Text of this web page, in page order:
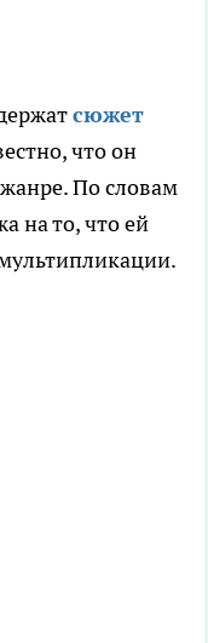
сюжет
что он
По словам
на то, что ей